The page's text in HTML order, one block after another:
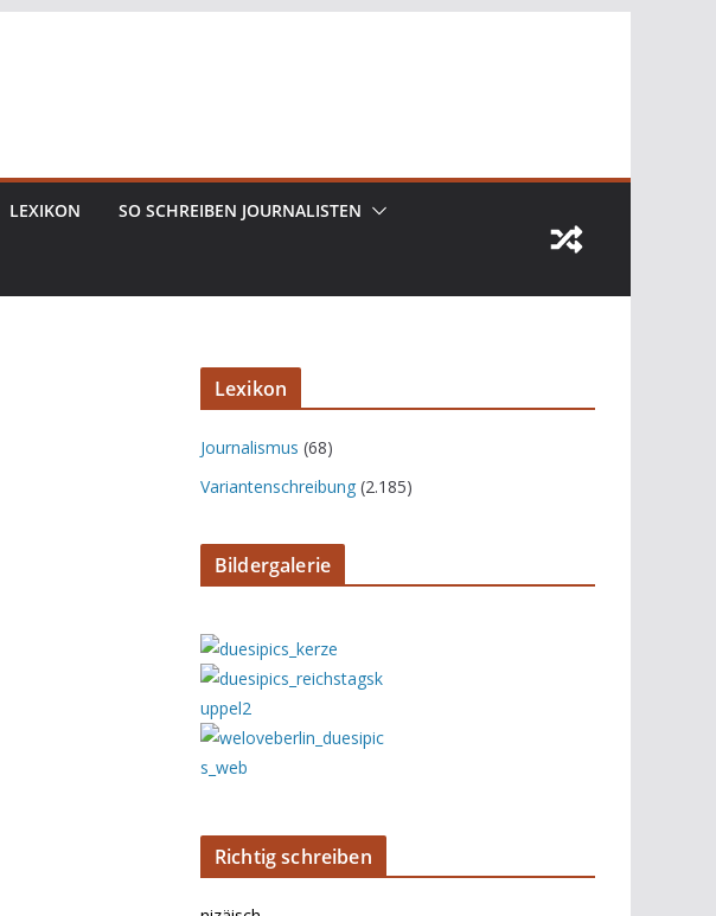
LEXIKON SO SCHREIBEN JOURNALISTEN
Lexikon
Journalismus (68)
Variantenschreibung (2.185)
Bildergalerie
Richtig schreiben